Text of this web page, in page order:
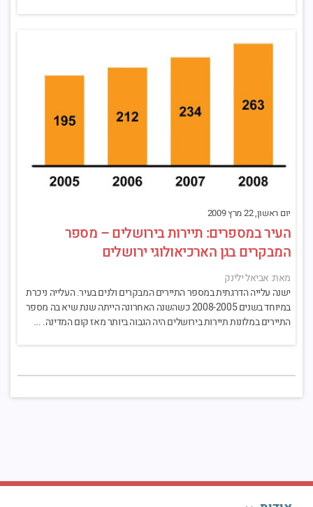
יום ראשון, 22 מרץ 2009
העיר במספרים: תיירות בירושלים – מספר
המבקרים בגן הארכיאולוגי ירושלים
מאת: אביאל ילינק
ישנה עלייה הדרגתית במספר התיירים המבקרים ולנים בעיר. העלייה ניכרת
במיוחד בשנים 2008-2005 כשהשנה האחרונה הייתה שנת שיא בה מספר
התיירים במלונות תיירות בירושלים היה הגבוה ביותר מאז קום המדינה. ...